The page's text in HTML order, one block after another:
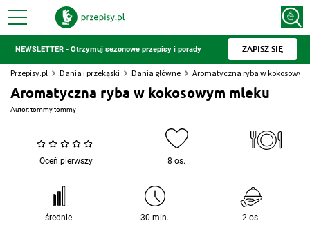
NEWSLETTER - Otrzymuj sezonowe przepisy i porady ZAPISZ SIĘ
Przepisy.pl Dania i przekąski Dania główne Aromatyczna ryba w
Aromatyczna ryba w kokosowym mleku
Autor:tommy tommy
Oceń pierwszy 8 os.
średnie 30 min. 2 os.